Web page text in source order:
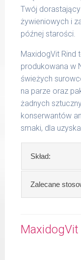
Twój
żywieniowych i
późnej starości.
MaxidogVit Rind
produkowana w
świeżych
na parze oraz
żadnych
konserwantów
smaki, dla
Skład:
Skład:mięso i
zwierzęcego:
Zalecane
świeży
puszek.
MaxidogVit